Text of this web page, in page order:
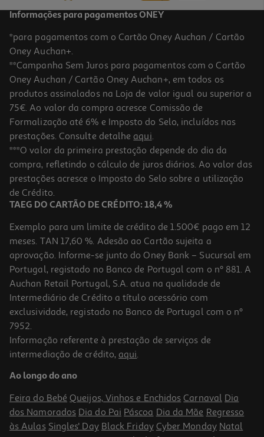
Livro A Minha Malinha De Histórias Brilhantes
9.86 €/un
10,95 € PVP de editor
9,86 €
Livro O Lobo Que Sonhava Com Oceano Livro De Histórias
8.99 €/un
PVP de editor
8,99 €
Informações para pagamentos ONEY
*para pagamentos com o Cartão Oney Auchan / Cartão
Oney Auchan+.
**Campanha Sem Juros para pagamentos com o Cartão
Oney Auchan / Cartão Oney Auchan+, em todos os
produtos assinalados na Loja de valor igual ou superior a
75€. Ao valor da compra acresce Comissão de
Formalização até 6% e Imposto do Selo, incluídos nas
prestações. Consulte detalhe aqui.
***O valor da primeira prestação depende do dia da
compra, refletindo o cálculo de juros diários. Ao valor das
prestações acresce o Imposto do Selo sobre a utilização
de Crédito.
TAEG DO CARTÃO DE CRÉDITO: 18,4 %
Exemplo para um limite de crédito de 1.500€ pago em 12
meses. TAN 17,60 %. Adesão ao Cartão sujeita a
aprovação. Informe-se junto do Oney Bank – Sucursal em
Portugal, registado no Banco de Portugal com o nº 881. A
Auchan Retail Portugal, S.A. atua na qualidade de
Intermediário de Crédito a título acessório com
exclusividade, registado no Banco de Portugal com o nº
7952.
Informação referente à prestação de serviços de
intermediação de crédito, aqui.
Ao longo do ano
Feira do Bebé Queijos, Vinhos e Enchidos Carnaval Dia
dos Namorados Dia do Pai Páscoa Dia da Mãe Regresso
às Aulas Singles' Day Black Friday Cyber Monday Natal